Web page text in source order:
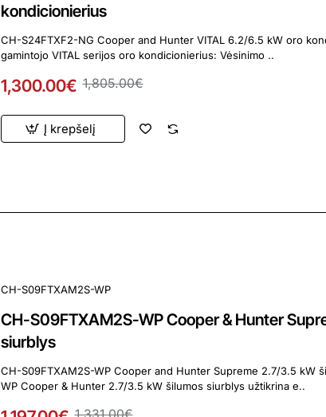
kondicionierius
CH-S24FTXF2-NG Cooper and Hunter VITAL 6.2/6.5 kW oro kondicionierius
gamintojo VITAL serijos oro kondicionierius: Vėsinimo ..
1,300.00€ 1,805.00€
Į krepšelį
CH-S09FTXAM2S-WP
CH-S09FTXAM2S-WP Cooper & Hunter
siurblys
CH-S09FTXAM2S-WP Cooper and Hunter Supreme 2.7/3.5 kW šilumos siurblys
WP Cooper & Hunter 2.7/3.5 kW šilumos siurblys užtikrina e..
1,331.00€